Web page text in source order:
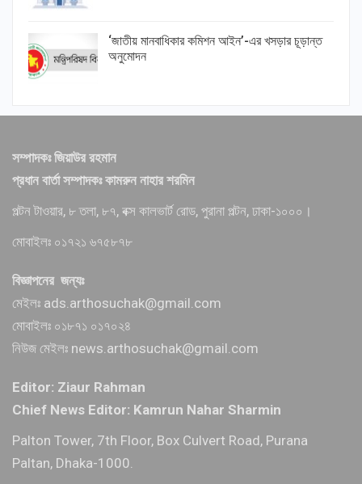
‘জাতীয় মানবাধিকার কমিশন আইন’-এর খসড়ার চূড়ান্ত
অনুমোদন
সম্পাদকঃ জিয়াউর রহমান
প্রধান বার্তা সম্পাদকঃ কামরুন নাহার শরমিন
পল্টন টাওয়ার, ৮ তলা, ৮৭, বক্স কালভার্ট রোড, পুরানা পল্টন, ঢাকা-১০০০।
মোবাইলঃ ০১৭২১ ৬৭৫৮৭৮
বিজ্ঞাপনের জন্যঃ
মেইলঃ ads.arthosuchak@gmail.com
মোবাইলঃ ০১৮৭১ ০১৭০২৪
নিউজ মেইলঃ news.arthosuchak@gmail.com
Editor: Ziaur Rahman
Chief News Editor: Kamrun Nahar Sharmin
Palton Tower, 7th Floor, Box Culvert Road, Purana
Paltan, Dhaka-1000.